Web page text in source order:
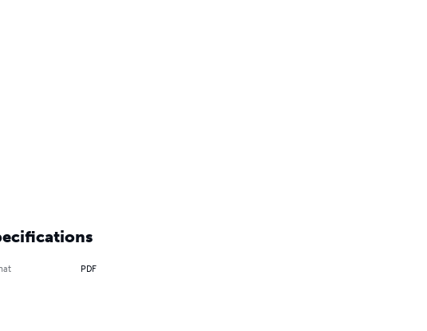
PDF